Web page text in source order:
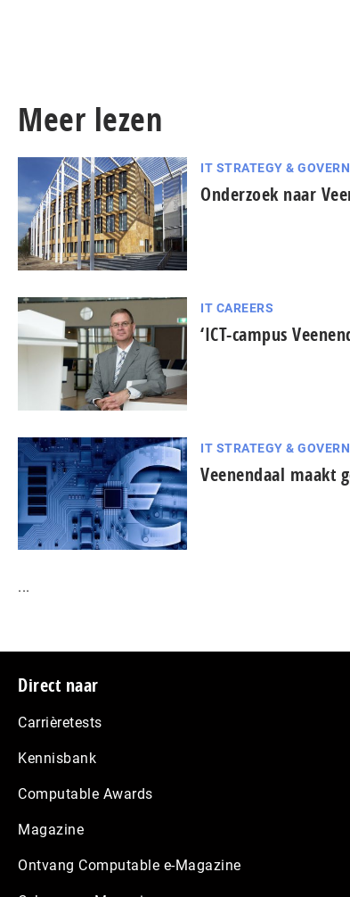
Meer lezen
IT STRATEGY &
Onderzoek naar
IT CAREERS
‘ICT-campus
IT STRATEGY &
Veenendaal maakt
...
Footer
Direct naar
Carrièretests
Kennisbank
Computable Awards
Magazine
Ontvang Computable e-Magazine